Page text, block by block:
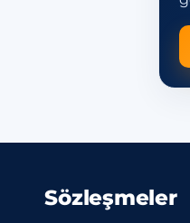
Sözleşmeler